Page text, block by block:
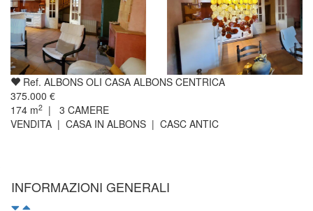
Ref. ALBONS OLI CASA ALBONS CENTRICA
375.000 €
174 m2 | 3 CAMERE
VENDITA | CASA IN ALBONS | CASC ANTIC
INFORMAZIONI GENERALI